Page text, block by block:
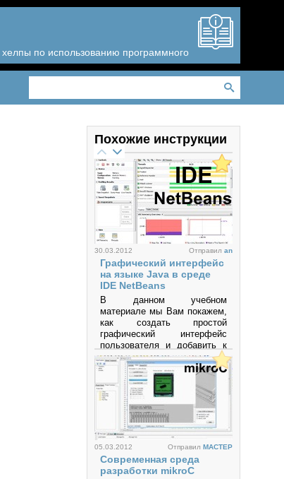
по использованию программного
Похожие инструкции
30.03.2012 Отправил an
Графический интерфейс
на языке Java в среде
IDE NetBeans
В данном учебном
материале мы Вам покажем,
как создать простой
графический интерфейс
пользователя и добавить к
нему несложной
функциональности.
Просмотров: 64683
05.03.2012 Отправил MACTEP
Современная среда
разработки mikroC